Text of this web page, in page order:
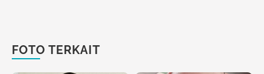
FOTO TERKAIT